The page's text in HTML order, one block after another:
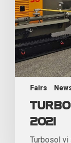
Fairs
2021
Turbosol vi